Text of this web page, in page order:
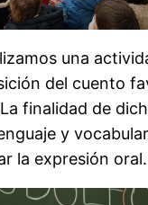
una
del cuento
finalidad de
y
la expresión oral.